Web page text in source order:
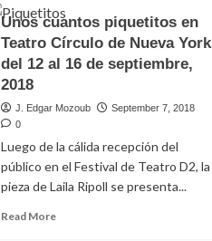
Unos cuantos piquetitos en
Teatro Círculo de Nueva York
del 12 al 16 de septiembre,
2018
J. Edgar Mozoub
September 7, 2018
0
Luego de la cálida recepción del
público en el Festival de Teatro D2, la
pieza de Laila Ripoll se presenta...
Read MoreRead